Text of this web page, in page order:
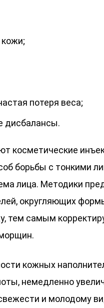
потеря веса;
дисбалансы.
косметические
борьбы с тонкими
лица. Методики
округляющих
тем самым
кожных
немедленно
и молодому